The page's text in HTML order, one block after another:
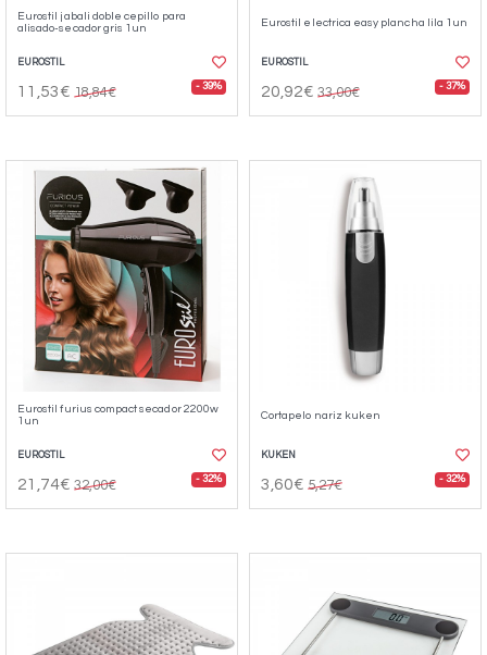
Eurostil jabali doble cepillo para
alisado-secador gris 1un
EUROSTIL
11,53€ 18,84€ - 39%
Eurostil electrica easy plancha lila 1un
EUROSTIL
20,92€ 33,00€ - 37%
Eurostil furius compact secador 2200w
1un
EUROSTIL
21,74€ 32,00€ - 32%
Cortapelo nariz kuken
KUKEN
3,60€ 5,27€ - 32%